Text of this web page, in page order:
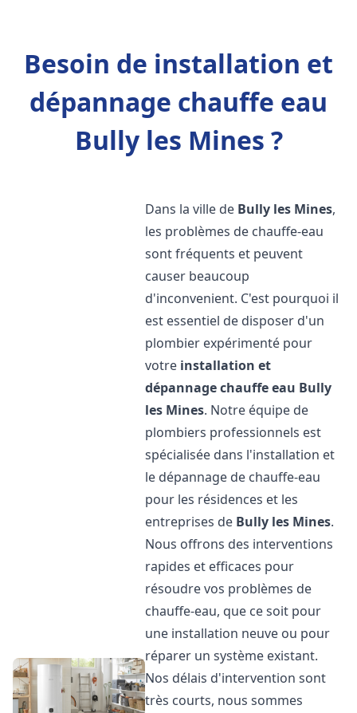
Besoin de installation et
dépannage chauffe eau
Bully les Mines ?
Dans la ville de Bully les Mines,
les problèmes de chauffe-eau
sont fréquents et peuvent
causer beaucoup
d'inconvenient. C'est pourquoi il
est essentiel de disposer d'un
plombier expérimenté pour
votre installation et
dépannage chauffe eau Bully
les Mines. Notre équipe de
plombiers professionnels est
spécialisée dans l'installation et
le dépannage de chauffe-eau
pour les résidences et les
entreprises de Bully les Mines.
Nous offrons des interventions
rapides et efficaces pour
résoudre vos problèmes de
chauffe-eau, que ce soit pour
une installation neuve ou pour
réparer un système existant.
Nos délais d'intervention sont
très courts, nous sommes